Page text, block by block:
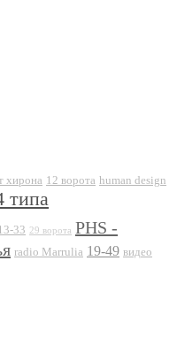
хирона 12 ворота human design
типа
33 29 ворота PHS -
radio Marrulia 19-49 видео